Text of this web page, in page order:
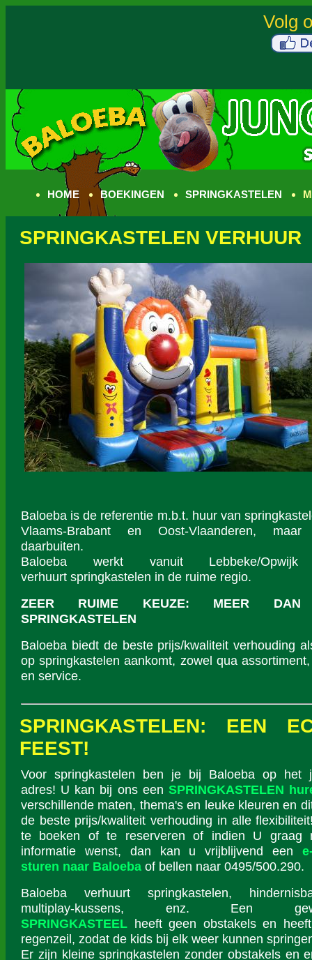
HOME BOEKINGEN SPRINGKASTELEN
SPRINGKASTELEN VERHUUR
Baloeba is de referentie m.b.t. huur van
Vlaams-Brabant en Oost-Vlaanderen,
daarbuiten.
Baloeba werkt vanuit Lebbeke/
verhuurt springkastelen in de ruime regio.
ZEER RUIME KEUZE: MEER
SPRINGKASTELEN
Baloeba biedt de beste prijs/kwaliteit verhouding
op springkastelen aankomt, zowel qua
en service.
SPRINGKASTELEN: EEN
FEEST!
Voor springkastelen ben je bij Baloeba op het
adres! U kan bij ons een SPRINGKASTELEN
verschillende maten, thema's en leuke kleuren en
de beste prijs/kwaliteit verhouding in alle
te boeken of te reserveren of indien U graag
informatie wenst, dan kan u vrijblijvend een
sturen naar Baloeba of bellen naar 0495/500.290.
Baloeba verhuurt springkastelen,
multiplay-kussens, enz. Een
SPRINGKASTEEL heeft geen obstakels en
regenzeil, zodat de kids bij elk weer kunnen
Er zijn kleine springkastelen zonder obstakels en